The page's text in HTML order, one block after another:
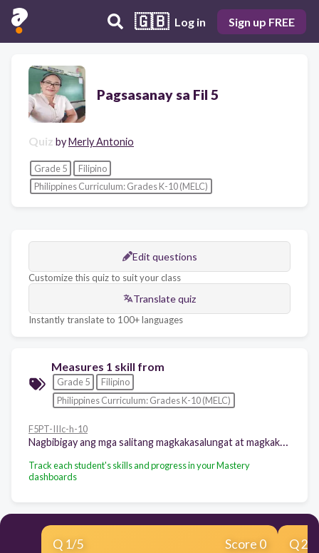
🇬🇧 Log in Sign up FREE
Pagsasanay sa Fil 5
Quiz byMerly Antonio
Grade 5
Filipino
Philippines Curriculum: Grades K-10 (MELC)
Edit questions
Customize this quiz to suit your class
Translate quiz
Instantly translate to 100+ languages
Measures 1 skill from
Grade 5
Filipino
Philippines Curriculum: Grades K-10 (MELC)
F5PT-IIIc-h-10
Track each student's skills and progress in your Mastery
dashboards
Q 1/5 Score 0 Q2